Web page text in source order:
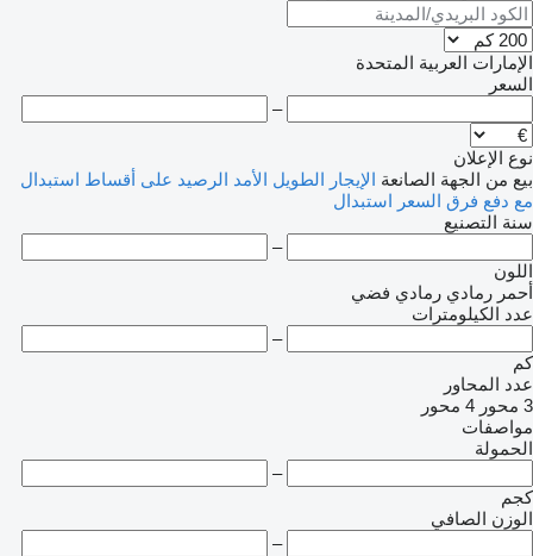
الإمارات العربية المتحدة
السعر
–
نوع الإعلان
بيع من الجهة الصانعة الإيجار الطويل الأمد الرصيد على أقساط استبدال
مع دفع فرق السعر استبدال
سنة التصنيع
–
اللون
أحمر رمادي رمادي فضي
عدد الكيلومترات
–
كم
عدد المحاور
3 محور
4 محور
مواصفات
الحمولة
–
كجم
الوزن الصافي
–